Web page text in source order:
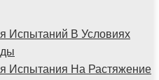
Испытаний В Условиях
Испытания На Растяжение